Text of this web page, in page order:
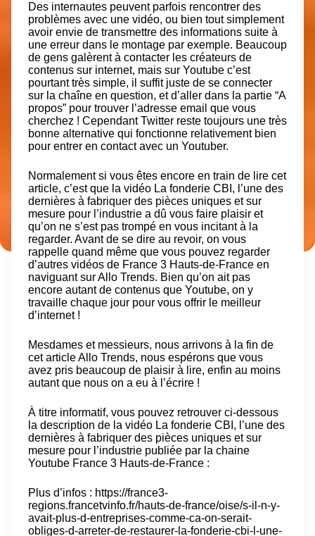
Des internautes peuvent parfois rencontrer des
problèmes avec une vidéo, ou bien tout simplement
avoir envie de transmettre des informations suite à
une erreur dans le montage par exemple. Beaucoup
de gens galèrent à contacter les créateurs de
contenus sur internet, mais sur Youtube c’est
pourtant très simple, il suffit juste de se connecter
sur la chaîne en question, et d’aller dans la partie “A
propos” pour trouver l’adresse email que vous
cherchez ! Cependant Twitter reste toujours une très
bonne alternative qui fonctionne relativement bien
pour entrer en contact avec un Youtuber.
Normalement si vous êtes encore en train de lire cet
article, c’est que la vidéo La fonderie CBI, l’une des
dernières à fabriquer des pièces uniques et sur
mesure pour l’industrie a dû vous faire plaisir et
qu’on ne s’est pas trompé en vous incitant à la
regarder. Avant de se dire au revoir, on vous
rappelle quand même que vous pouvez regarder
d’autres vidéos de France 3 Hauts-de-France en
naviguant sur Allo Trends. Bien qu’on ait pas
encore autant de contenus que Youtube, on y
travaille chaque jour pour vous offrir le meilleur
d’internet !
Mesdames et messieurs, nous arrivons à la fin de
cet article Allo Trends, nous espérons que vous
avez pris beaucoup de plaisir à lire, enfin au moins
autant que nous on a eu à l’écrire !
À titre informatif, vous pouvez retrouver ci-dessous
la description de la vidéo La fonderie CBI, l’une des
dernières à fabriquer des pièces uniques et sur
mesure pour l’industrie publiée par la chaine
Youtube France 3 Hauts-de-France :
Plus d’infos : https://france3-
regions.francetvinfo.fr/hauts-de-france/oise/s-il-n-y-
avait-plus-d-entreprises-comme-ca-on-serait-
obliges-d-arreter-de-restaurer-la-fonderie-cbi-l-une-